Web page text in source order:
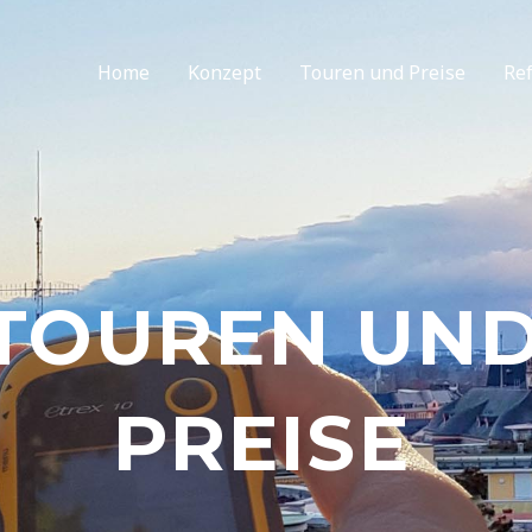
Home Konzept Touren und Preise
PREISE